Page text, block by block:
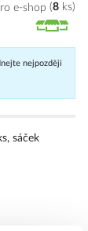
e-shop 8 ks
nejpozději
sáček